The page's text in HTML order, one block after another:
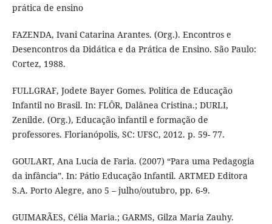
prática de ensino
FAZENDA, Ivani Catarina Arantes. (Org.). Encontros e
Desencontros da Didática e da Prática de Ensino. São Paulo:
Cortez, 1988.
FULLGRAF, Jodete Bayer Gomes. Política de Educação
Infantil no Brasil. In: FLÔR, Dalânea Cristina.; DURLI,
Zenilde. (Org.), Educação infantil e formação de
professores. Florianópolis, SC: UFSC, 2012. p. 59- 77.
GOULART, Ana Lucia de Faria. (2007) “Para uma Pedagogia
da infância”. In: Pátio Educação Infantil. ARTMED Editora
S.A. Porto Alegre, ano 5 – julho/outubro, pp. 6-9.
GUIMARÃES, Célia Maria.; GARMS, Gilza Maria Zauhy.